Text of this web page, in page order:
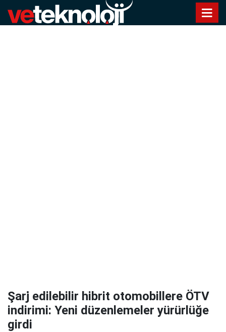
Şarj edilebilir hibrit otomobillere ÖTV
indirimi: Yeni düzenlemeler yürürlüğe
girdi